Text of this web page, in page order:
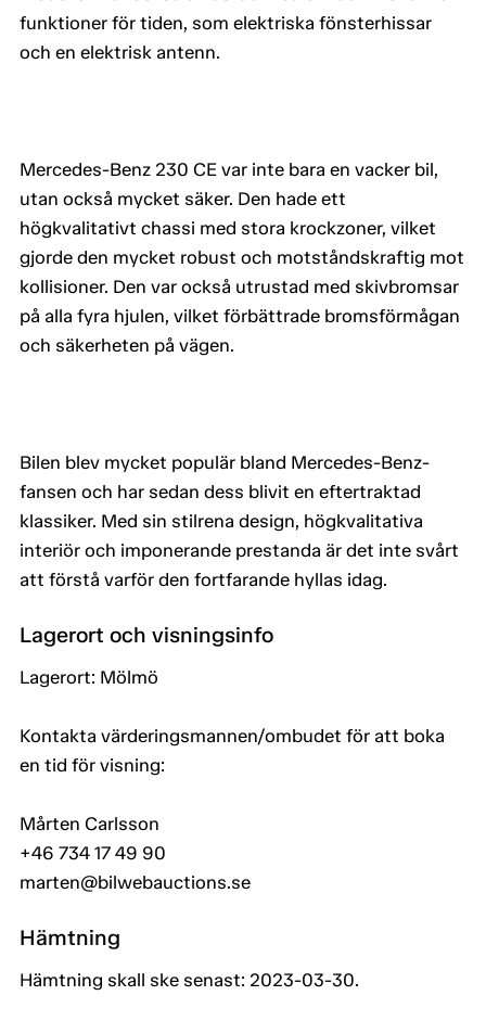
funktioner för tiden, som elektriska fönsterhissar
och en elektrisk antenn.
Mercedes-Benz 230 CE var inte bara en vacker bil,
utan också mycket säker. Den hade ett
högkvalitativt chassi med stora krockzoner, vilket
gjorde den mycket robust och motståndskraftig mot
kollisioner. Den var också utrustad med skivbromsar
på alla fyra hjulen, vilket förbättrade bromsförmågan
och säkerheten på vägen.
Bilen blev mycket populär bland Mercedes-Benz-
fansen och har sedan dess blivit en eftertraktad
klassiker. Med sin stilrena design, högkvalitativa
interiör och imponerande prestanda är det inte svårt
att förstå varför den fortfarande hyllas idag.
Lagerort och visningsinfo
Lagerort: Mölmö
Kontakta värderingsmannen/ombudet för att boka
en tid för visning:
Mårten Carlsson
+46 734 17 49 90
marten@bilwebauctions.se
Hämtning
Hämtning skall ske senast: 2023-03-30.